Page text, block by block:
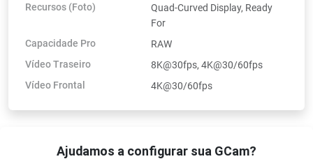
Recursos (Foto)
Quad-Curved Display, Ready
For
Capacidade Pro
RAW
Vídeo Traseiro
8K@30fps, 4K@30/60fps
Vídeo Frontal
4K@30/60fps
Ajudamos a configurar sua GCam?